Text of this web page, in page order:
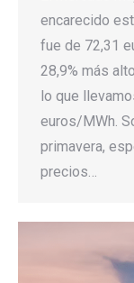
encarecido
fue de 72,31
28,9% más
lo que
euros/MWh.
primavera,
precios…